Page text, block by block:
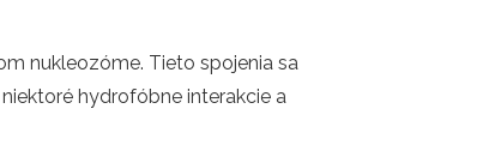
nukleozóme. Tieto spojenia sa
hydrofóbne interakcie a